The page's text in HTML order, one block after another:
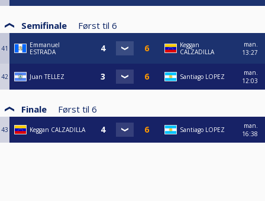
Semifinale Først til 6
41
Emmanuel
ESTRADA
Keggan
CALZADILLA
man.
13:27
42 Juan TELLEZ Santiago LOPEZ
man.
12:03
Finale Først til 6
43 Keggan CALZADILLA Santiago LOPEZ
man.
16:38